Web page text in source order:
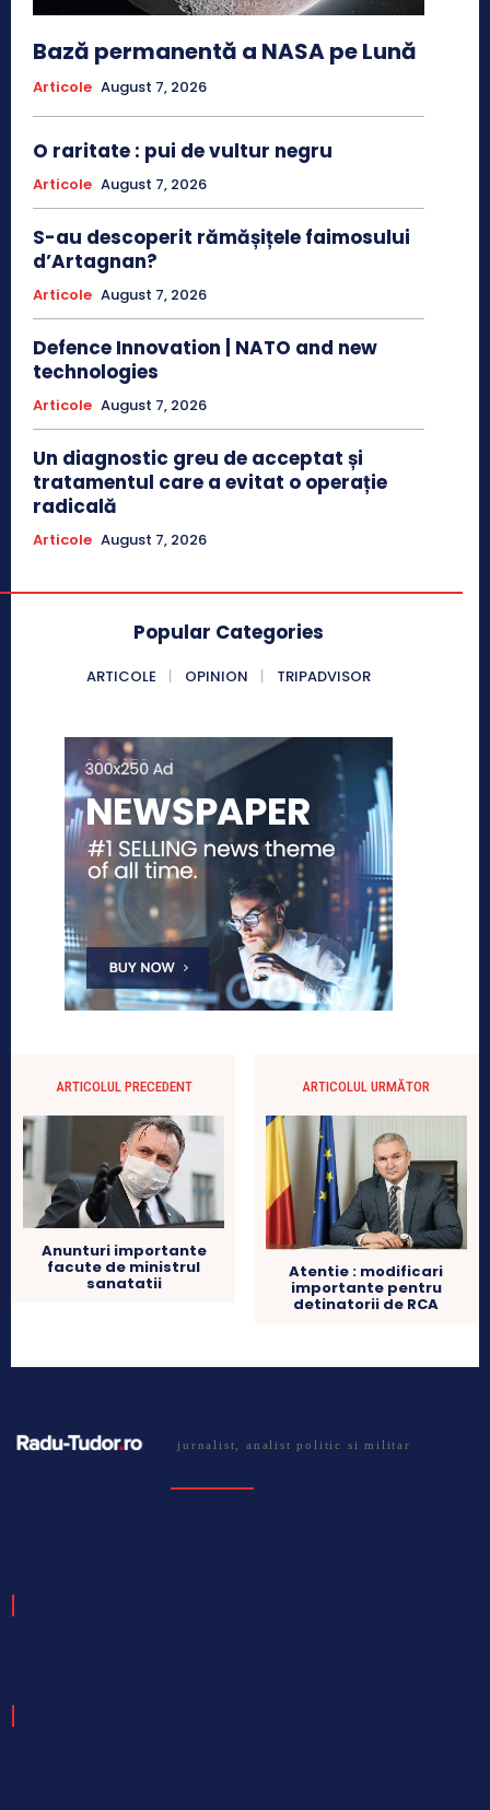
Bază permanentă a NASA pe Lună
Articole August 7, 2026
O raritate : pui de vultur negru
Articole August 7, 2026
S-au descoperit rămășițele faimosului
d’Artagnan?
Articole August 7, 2026
Defence Innovation | NATO and new
technologies
Articole August 7, 2026
Un diagnostic greu de acceptat și
tratamentul care a evitat o operație
radicală
Articole August 7, 2026
Popular Categories
ARTICOLE OPINION TRIPADVISOR
ARTICOLUL PRECEDENT
Anunturi importante
facute de ministrul
sanatatii
ARTICOLUL URMĂTOR
Atentie : modificari
importante pentru
detinatorii de RCA
jurnalist, analist politic si militar